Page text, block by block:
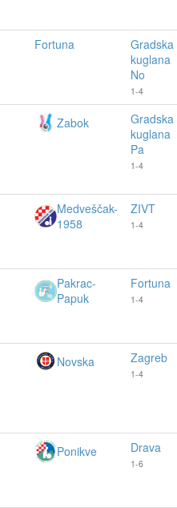
Fortuna
Gradska
kuglana
No
1-4
Zabok
Gradska
kuglana
Pa
1-4
Medveščak-
1958
ZIVT
1-4
Pakrac-
Papuk
Fortuna
1-4
Novska Zagreb
1-4
Ponikve Drava
1-6